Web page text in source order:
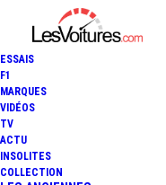
ESSAIS
F1
MARQUES
VIDÉOS
TV
ACTU
INSOLITES
COLLECTION